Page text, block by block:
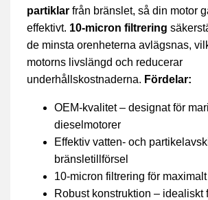
partiklar från bränslet, så din motor
effektivt. 10-micron filtrering
de minsta orenheterna avlägsnas,
motorns livslängd och reducerar
underhållskostnaderna. Fördelar:
OEM-kvalitet – designat för
dieselmotorer
Effektiv vatten- och
bränsletillförsel
10-micron filtrering för
Robust konstruktion – idealiskt